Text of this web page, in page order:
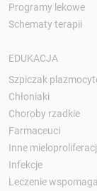
Programy lekowe
Schematy terapii
EDUKACJA
Szpiczak
Chłoniaki
Choroby rzadkie
Farmaceuci
Inne
Infekcje
Leczenie